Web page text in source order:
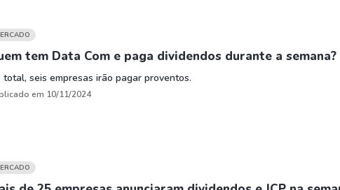
tem Data Com e paga dividendos durante a semana?
total, seis empresas irão pagar proventos.
em 10/11/2024